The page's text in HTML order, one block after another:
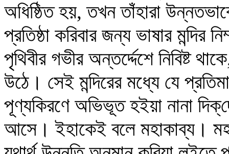
অধিষ্ঠিত হয়, তখন তাঁহারা
প্রতিষ্ঠা করিবার জন্য ভাষার মন্দির
পৃথিবীর গভীর অন্তর্দ্দেশে নিবিষ্ট
উঠে। সেই মন্দিরের মধ্যে যে
পূণ্যকিরণে অভিভূত হইয়া নানা
আসে। ইহাকেই বলে মহাকাব্য।